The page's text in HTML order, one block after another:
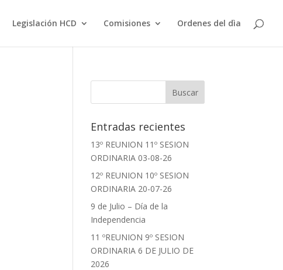
Legislación HCD Comisiones Ordenes del dìa
Entradas recientes
13º REUNION 11º SESION
ORDINARIA 03-08-26
12º REUNION 10º SESION
ORDINARIA 20-07-26
9 de Julio – Día de la
Independencia
11 ºREUNION 9º SESION
ORDINARIA 6 DE JULIO DE
2026